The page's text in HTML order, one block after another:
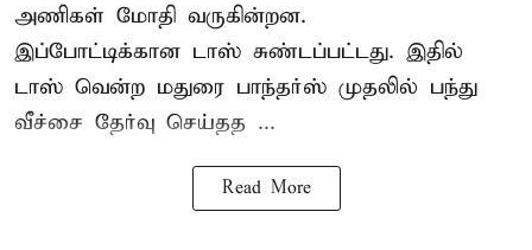
அணிகள் மோதி வருகின்றன.
இப்போட்டிக்கான டாஸ் சுண்டப்பட்டது. இதில்
டாஸ் வென்ற மதுரை பாந்தர்ஸ் முதலில் பந்து
வீச்சை தேர்வு செய்தத ...
Read More